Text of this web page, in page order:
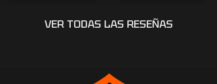
VER TODAS LAS RESEÑAS